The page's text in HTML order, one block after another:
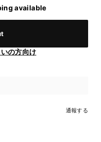
available
の方向け
通報する